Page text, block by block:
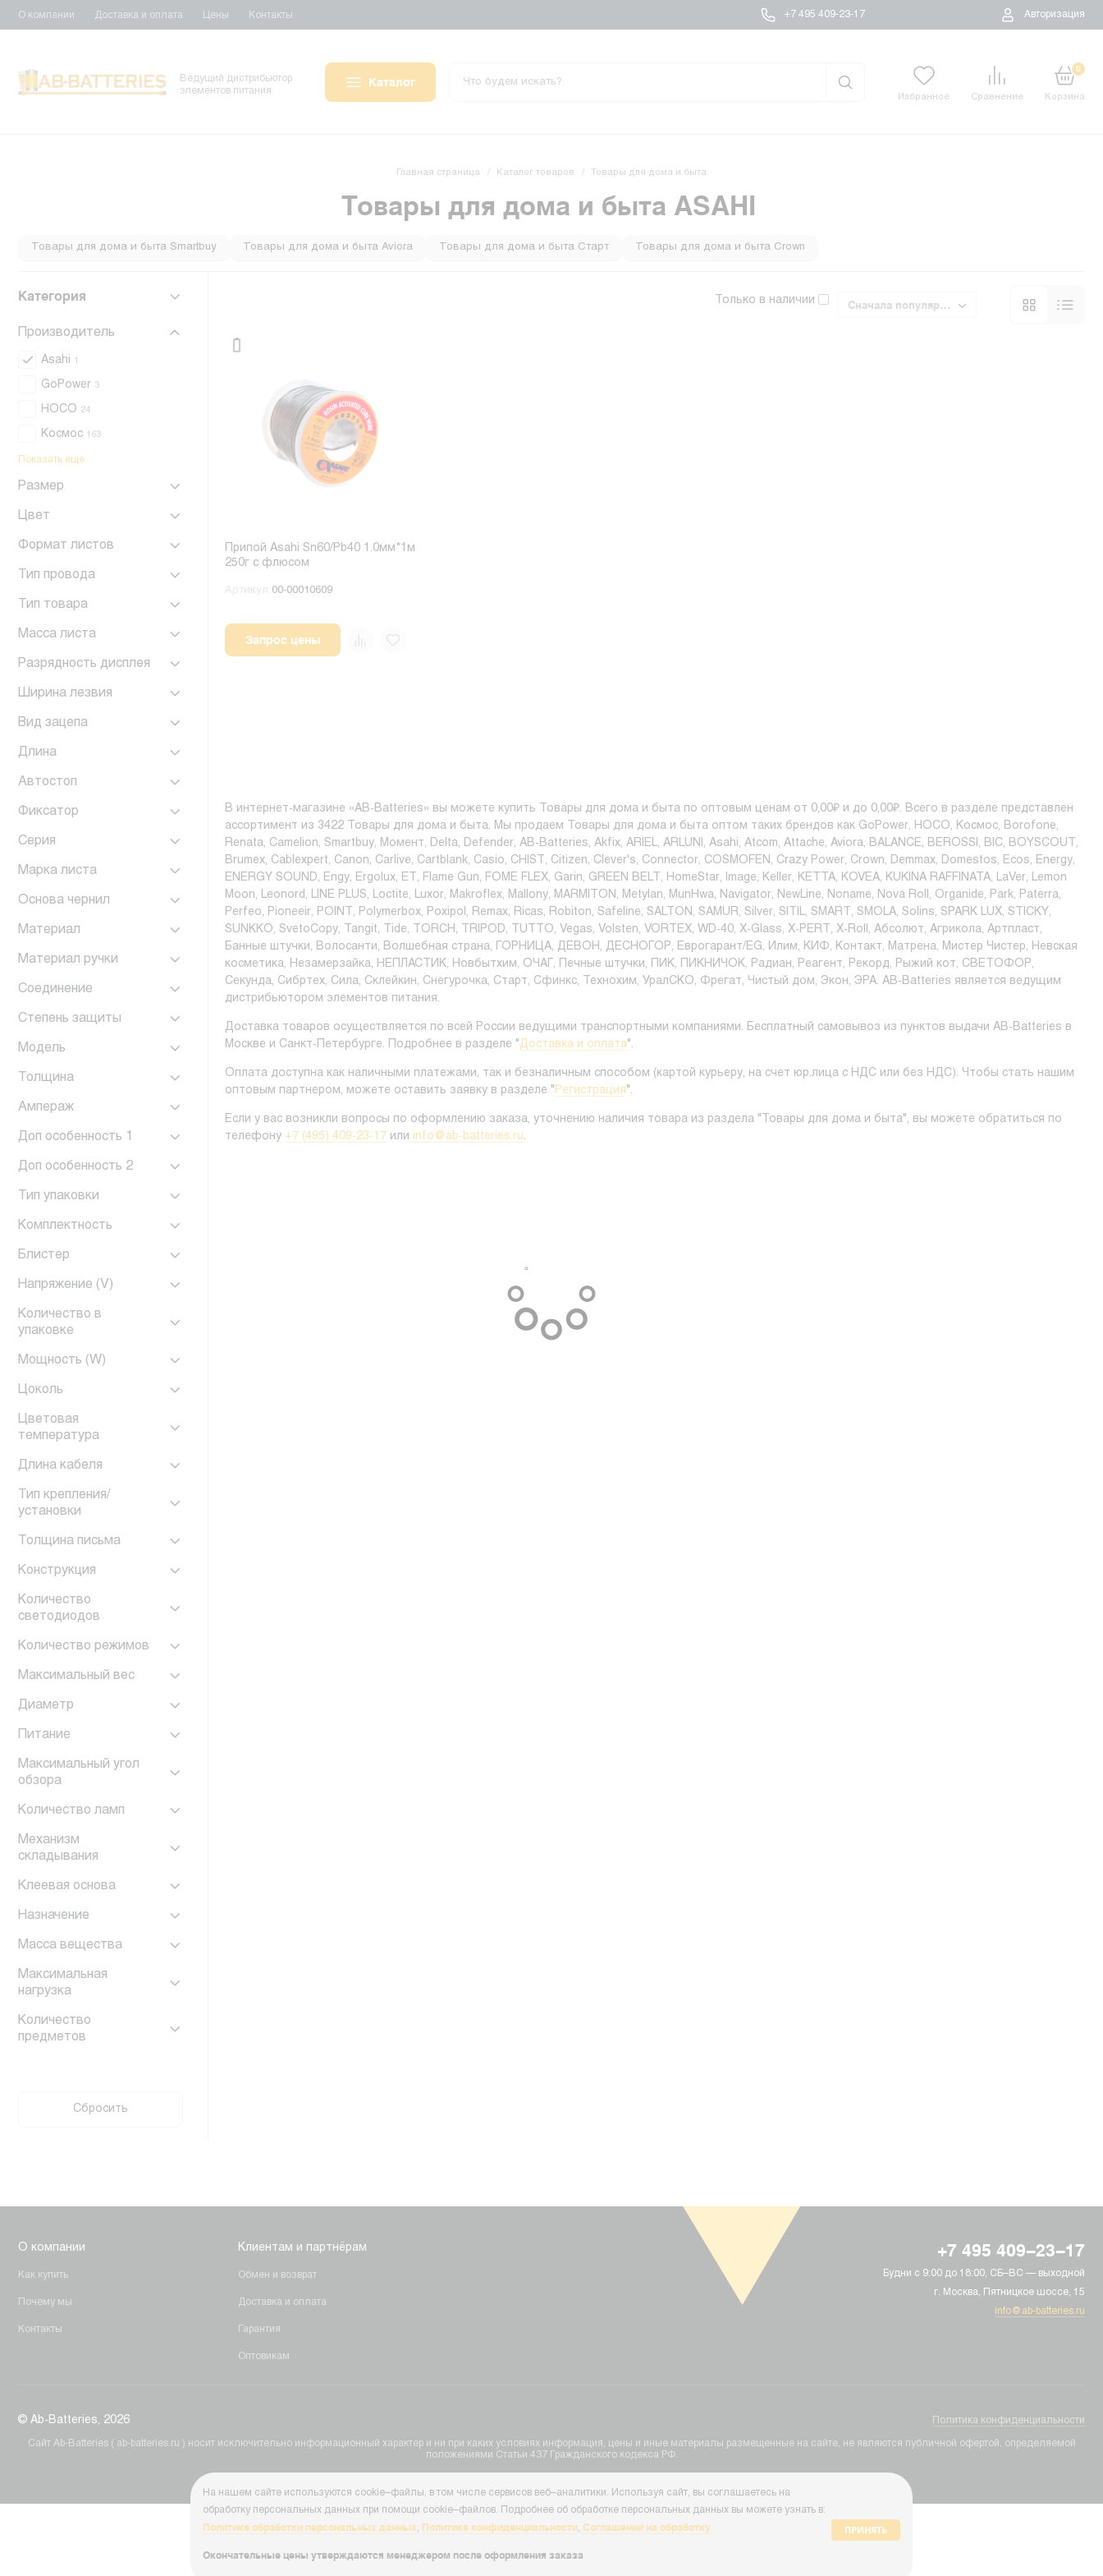
О компании Доставка и оплата Цены Контакты +7 495 409-23-17 Авторизация
Ведущий дистрибьютор
элементов питания
Каталог
Избранное Сравнение Корзина
0
Главная страница Каталог товаров Товары для дома и быта
Товары для дома и быта ASAHI
Товары для дома и быта Smartbuy Товары для дома и быта Aviora Товары для дома и быта Старт Товары для дома и быта Crown
Категория
Производитель
Asahi 1
GoPower 3
HOCO 24
Космос 163
Показать еще
Размер
Цвет
Формат листов
Тип провода
Тип товара
Масса листа
Разрядность дисплея
Ширина лезвия
Вид зацепа
Длина
Автостоп
Фиксатор
Серия
Марка листа
Основа чернил
Материал
Материал ручки
Соединение
Степень защиты
Модель
Толщина
Ампераж
Доп особенность 1
Доп особенность 2
Тип упаковки
Комплектность
Блистер
Напряжение (V)
Количество в
упаковке
Мощность (W)
Цоколь
Цветовая
температура
Длина кабеля
Тип крепления/
установки
Толщина письма
Конструкция
Количество
светодиодов
Количество режимов
Максимальный вес
Диаметр
Питание
Максимальный угол
обзора
Количество ламп
Механизм
складывания
Клеевая основа
Назначение
Масса вещества
Максимальная
нагрузка
Количество
предметов
Сбросить
Только в наличии Сначала популярные
Припой Asahi Sn60/Pb40 1.0мм*1м
250г с флюсом
Артикул 00-00010609
Запрос цены
В интернет-магазине «AB-Batteries» вы можете купить Товары для дома и быта по оптовым ценам от 0,00₽ и до 0,00₽. Всего в разделе представлен
ассортимент из 3422 Товары для дома и быта. Мы продаем Товары для дома и быта оптом таких брендов как GoPower, HOCO, Космос, Borofone,
Renata, Camelion, Smartbuy, Момент, Delta, Defender, AB-Batteries, Akfix, ARIEL, ARLUNI, Asahi, Atcom, Attache, Aviora, BALANCE, BEROSSI, BIC, BOYSCOUT,
Brumex, Cablexpert, Canon, Carlive, Cartblank, Casio, CHIST, Citizen, Clever's, Connector, COSMOFEN, Crazy Power, Crown, Demmax, Domestos, Ecos, Energy,
ENERGY SOUND, Engy, Ergolux, ET, Flame Gun, FOME FLEX, Garin, GREEN BELT, HomeStar, Image, Keller, KETTA, KOVEA, KUKINA RAFFINATA, LaVer, Lemon
Moon, Leonord, LINE PLUS, Loctite, Luxor, Makroflex, Mallony, MARMITON, Metylan, MunHwa, Navigator, NewLine, Noname, Nova Roll, Organide, Park, Paterra,
Perfeo, Pioneeir, POINT, Polymerbox, Poxipol, Remax, Ricas, Robiton, Safeline, SALTON, SAMUR, Silver, SITIL, SMART, SMOLA, Solins, SPARK LUX, STICKY,
SUNKKO, SvetoCopy, Tangit, Tide, TORCH, TRIPOD, TUTTO, Vegas, Volsten, VORTEX, WD-40, X-Glass, X-PERT, X-Roll, Абсолют, Агрикола, Артпласт,
Банные штучки, Волосанти, Волшебная страна, ГОРНИЦА, ДЕВОН, ДЕСНОГОР, Еврогарант/EG, Илим, КИФ, Контакт, Матрена, Мистер Чистер, Невская
косметика, Незамерзайка, НЕПЛАСТИК, Новбытхим, ОЧАГ, Печные штучки, ПИК, ПИКНИЧОК, Радиан, Реагент, Рекорд, Рыжий кот, СВЕТОФОР,
Секунда, Сибртех, Сила, Склейкин, Снегурочка, Старт, Сфинкс, Технохим, УралСКО, Фрегат, Чистый дом, Экон, ЭРА. AB-Batteries является ведущим
дистрибьютором элементов питания.
Доставка товаров осуществляется по всей России ведущими транспортными компаниями. Бесплатный самовывоз из пунктов выдачи AB-Batteries в
Москве и Санкт-Петербурге. Подробнее в разделе "Доставка и оплата".
Оплата доступна как наличными платежами, так и безналичным способом (картой курьеру, на счет юр.лица с НДС или без НДС). Чтобы стать нашим
оптовым партнером, можете оставить заявку в разделе " Регистрация".
Если у вас возникли вопросы по оформлению заказа, уточнению наличия товара из раздела "Товары для дома и быта", вы можете обратиться по
телефону +7 (495) 409-23-17 или info@ab-batteries.ru.
О компании
Как купить
Почему мы
Контакты
Клиентам и партнёрам
Обмен и возврат
Доставка и оплата
Гарантия
Оптовикам
+7 495 409-23-17
Будни с 9:00 до 18:00, СБ–ВС — выходной
г. Москва, Пятницкое шоссе, 15
info@ab-batteries.ru
© Ab-Batteries, 2026 Политика конфиденциальности
Cайт Ab-Batteries ( ab-batteries.ru ) носит исключительно информационный характер и ни при каких условиях информация, цены и иные материалы размещенные на сайте, не являются публичной офертой, определяемой
положениями Статьи 437 Гражданского кодекса РФ.
На нашем сайте используются cookie–файлы, в том числе сервисов веб–аналитики. Используя сайт, вы соглашаетесь на
обработку персональных данных при помощи cookie–файлов. Подробнее об обработке персональных данных вы можете узнать в:
Политике обработки персональных данных, Политике конфиденциальности, Соглашении на обработку
Окончательные цены утверждаются менеджером после оформления заказа
ПРИНЯТЬ